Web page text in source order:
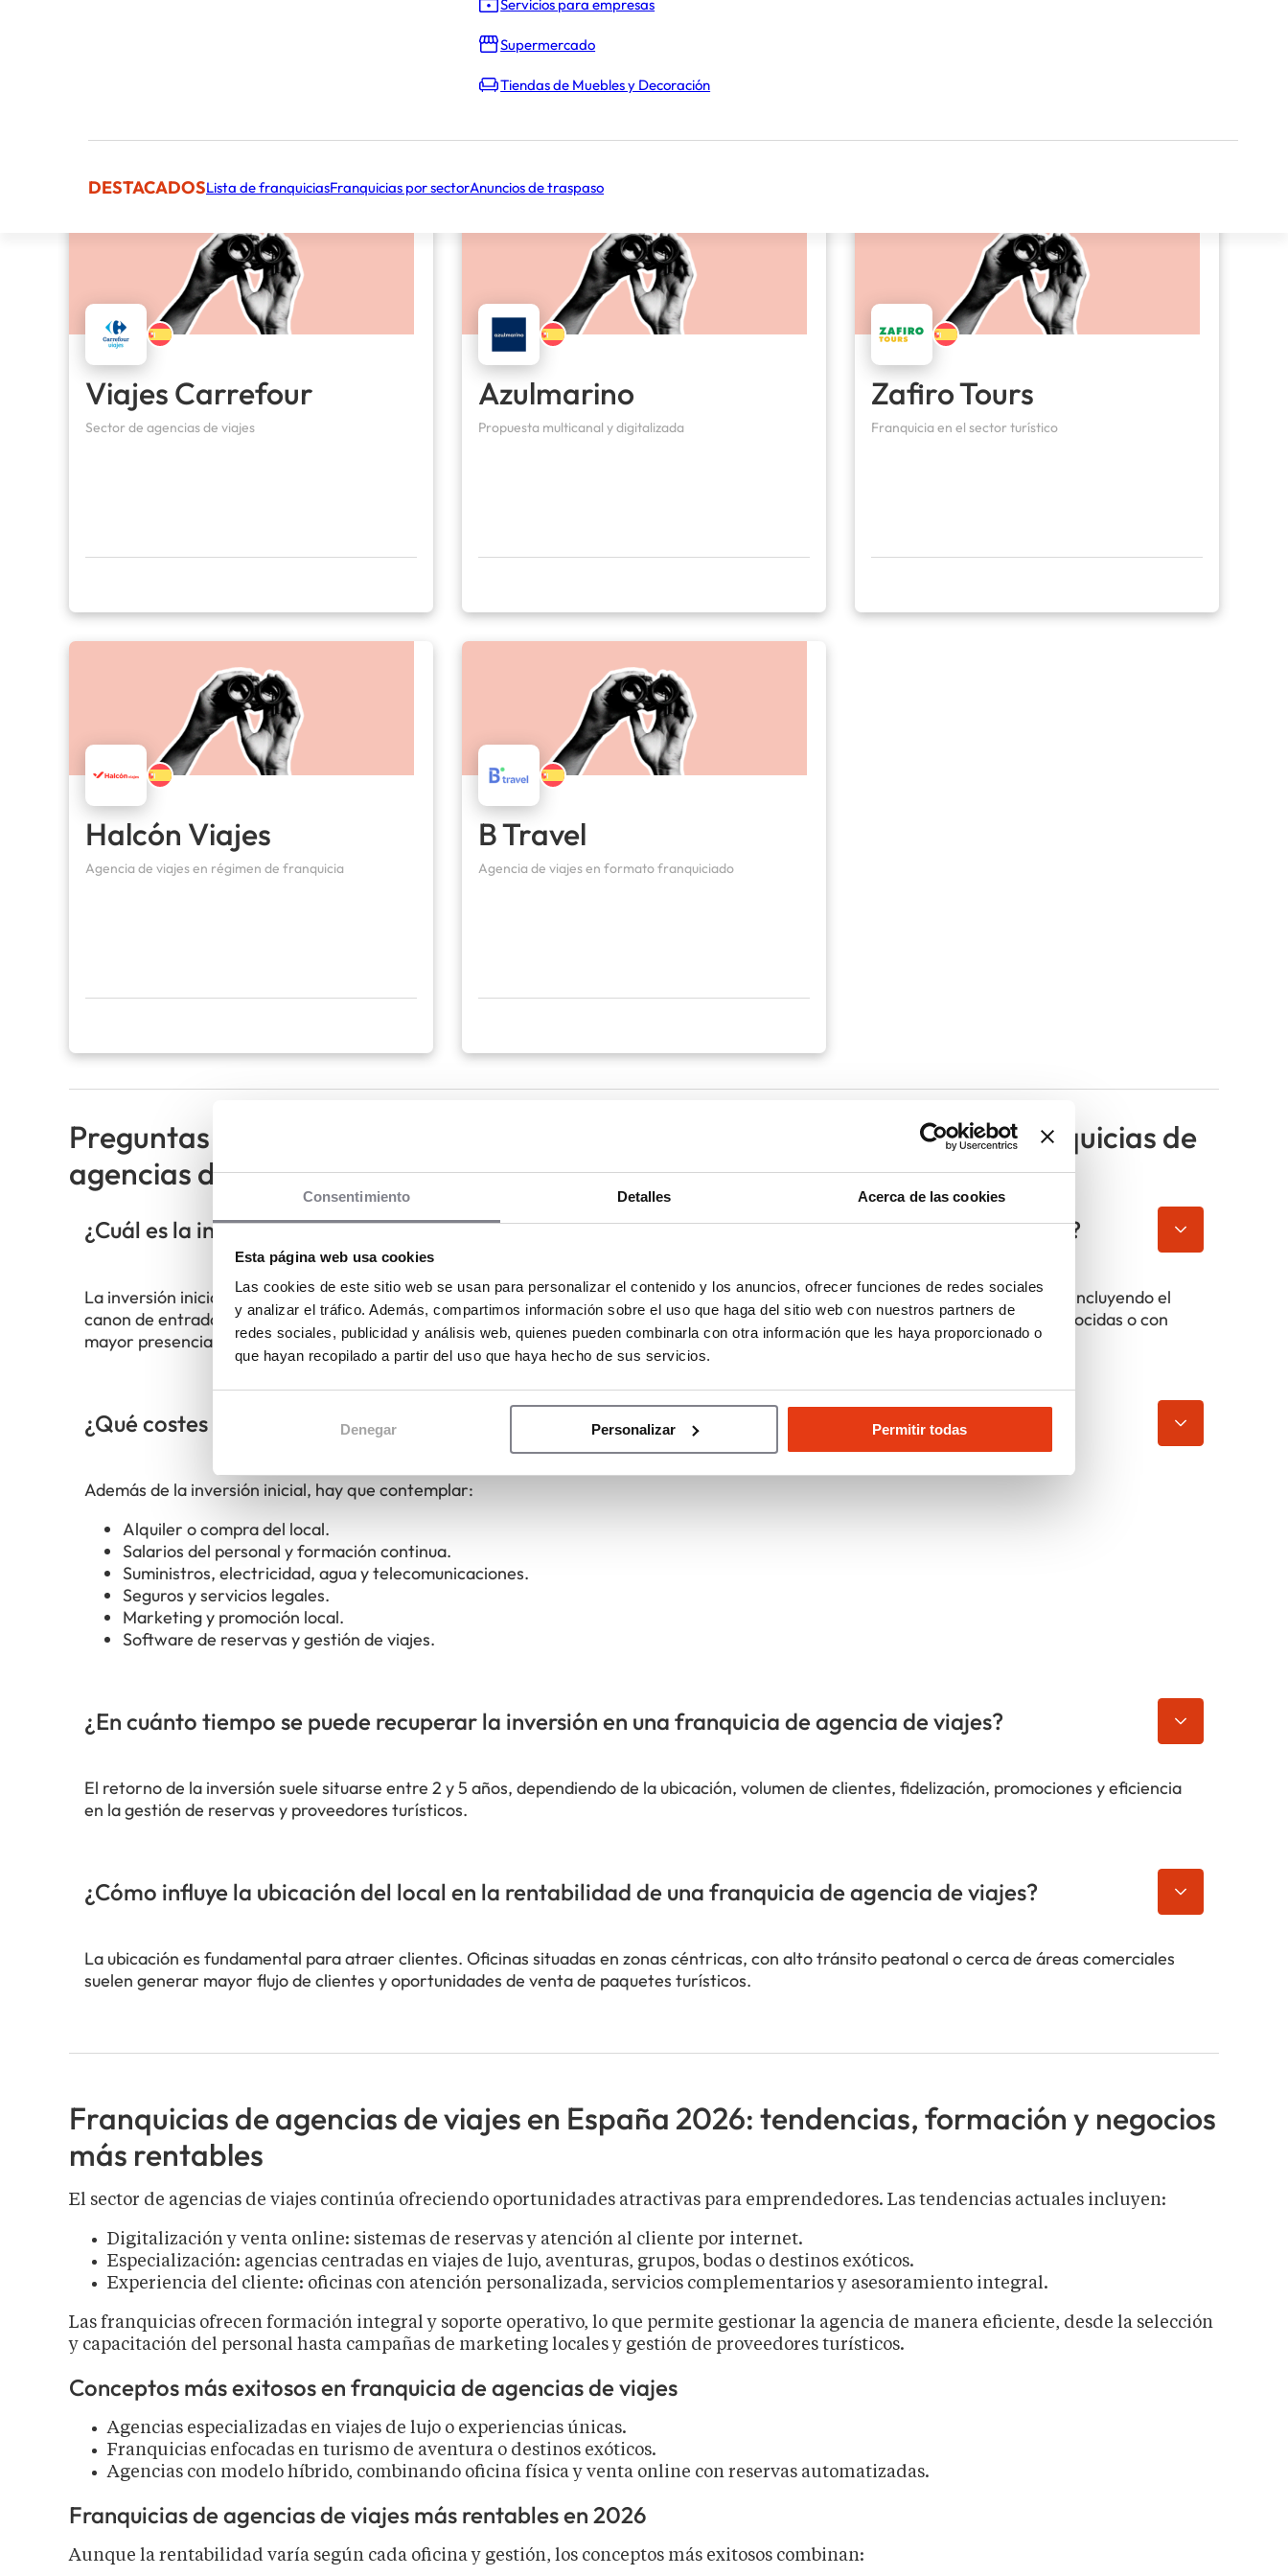
Consentimiento Detalles Acerca de las cookies
Esta página web usa cookies
Las cookies de este sitio web se usan para personalizar el contenido y los anuncios, ofrecer funciones de redes sociales
y analizar el tráfico. Además, compartimos información sobre el uso que haga del sitio web con nuestros partners de
redes sociales, publicidad y análisis web, quienes pueden combinarla con otra información que les haya proporcionado o
que hayan recopilado a partir del uso que haya hecho de sus servicios.
Denegar Personalizar Permitir todas
Servicios para empresas
Supermercado
Tiendas de Muebles y Decoración
DESTACADOSLista de franquiciasFranquicias por sectorAnuncios de traspaso
Viajes Carrefour
Sector de agencias de viajes
Azulmarino
Propuesta multicanal y digitalizada
Zafiro Tours
Franquicia en el sector turístico
Halcón Viajes
Agencia de viajes en régimen de franquicia
B Travel
Agencia de viajes en formato franquiciado
Preguntas que debes hacerte antes de emprender en el sector de las franquicias de
agencias de viajes en 2026
¿Cuál es la inversión inicial aproximada para abrir una franquicia de agencia de viajes en España?
La inversión inicial depende de la marca, tamaño de la oficina y ubicación. Generalmente, se sitúa entre 50.000 y 150.000 euros, incluyendo el
canon de entrada, adecuación del local, mobiliario, sistemas informáticos y capital inicial para operaciones. Las marcas más reconocidas o con
mayor presencia nacional pueden requerir inversiones superiores.
¿Qué costes operativos hay que considerar además del canon de entrada y royalties?
Además de la inversión inicial, hay que contemplar:
Alquiler o compra del local.
Salarios del personal y formación continua.
Suministros, electricidad, agua y telecomunicaciones.
Seguros y servicios legales.
Marketing y promoción local.
Software de reservas y gestión de viajes.
¿En cuánto tiempo se puede recuperar la inversión en una franquicia de agencia de viajes?
El retorno de la inversión suele situarse entre 2 y 5 años, dependiendo de la ubicación, volumen de clientes, fidelización, promociones y eficiencia
en la gestión de reservas y proveedores turísticos.
¿Cómo influye la ubicación del local en la rentabilidad de una franquicia de agencia de viajes?
La ubicación es fundamental para atraer clientes. Oficinas situadas en zonas céntricas, con alto tránsito peatonal o cerca de áreas comerciales
suelen generar mayor flujo de clientes y oportunidades de venta de paquetes turísticos.
Franquicias de agencias de viajes en España 2026: tendencias, formación y negocios
más rentables
El sector de agencias de viajes continúa ofreciendo oportunidades atractivas para emprendedores. Las tendencias actuales incluyen:
Digitalización y venta online: sistemas de reservas y atención al cliente por internet.
Especialización: agencias centradas en viajes de lujo, aventuras, grupos, bodas o destinos exóticos.
Experiencia del cliente: oficinas con atención personalizada, servicios complementarios y asesoramiento integral.
Las franquicias ofrecen formación integral y soporte operativo, lo que permite gestionar la agencia de manera eficiente, desde la selección
y capacitación del personal hasta campañas de marketing locales y gestión de proveedores turísticos.
Conceptos más exitosos en franquicia de agencias de viajes
Agencias especializadas en viajes de lujo o experiencias únicas.
Franquicias enfocadas en turismo de aventura o destinos exóticos.
Agencias con modelo híbrido, combinando oficina física y venta online con reservas automatizadas.
Franquicias de agencias de viajes más rentables en 2026
Aunque la rentabilidad varía según cada oficina y gestión, los conceptos más exitosos combinan: